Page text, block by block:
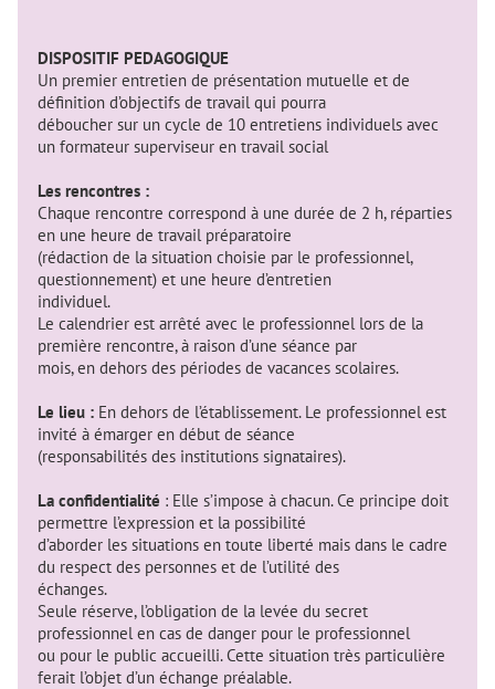
DISPOSITIF PEDAGOGIQUE
Un premier entretien de présentation mutuelle et de
définition d’objectifs de travail qui pourra
déboucher sur un cycle de 10 entretiens individuels avec
un formateur superviseur en travail social
Les rencontres :
Chaque rencontre correspond à une durée de 2 h, réparties
en une heure de travail préparatoire
(rédaction de la situation choisie par le professionnel,
questionnement) et une heure d’entretien
individuel.
Le calendrier est arrêté avec le professionnel lors de la
première rencontre, à raison d’une séance par
mois, en dehors des périodes de vacances scolaires.
Le lieu : En dehors de l’établissement. Le professionnel est
invité à émarger en début de séance
(responsabilités des institutions signataires).
La confidentialité : Elle s’impose à chacun. Ce principe doit
permettre l’expression et la possibilité
d’aborder les situations en toute liberté mais dans le cadre
du respect des personnes et de l’utilité des
échanges.
Seule réserve, l’obligation de la levée du secret
professionnel en cas de danger pour le professionnel
ou pour le public accueilli. Cette situation très particulière
ferait l’objet d’un échange préalable.